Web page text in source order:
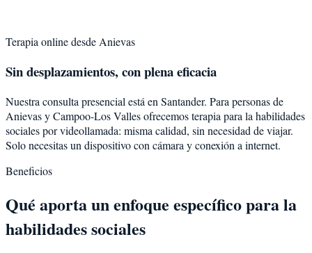
Terapia online desdeAnievas
Sin desplazamientos, con plena eficacia
Nuestra consulta presencial está en Santander. Para personas de
AnievasyCampoo-Los Vallesofrecemos terapia para la habilidades
socialespor videollamada: misma calidad, sin necesidad de viajar.
Solo necesitas un dispositivo con cámara y conexión a internet.
Beneficios
Qué aporta un enfoque específico para la
habilidades sociales